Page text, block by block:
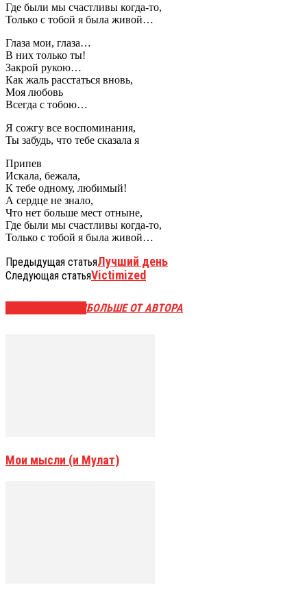
Где были мы счастливы когда-то,
Только с тобой я была живой…
Глаза мои, глаза…
В них только ты!
Закрой рукою…
Как жаль расстаться вновь,
Моя любовь
Всегда с тобою…
Я сожгу все воспоминания,
Ты забудь, что тебе сказала я
Припев
Искала, бежала,
К тебе одному, любимый!
А сердце не знало,
Что нет больше мест отныне,
Где были мы счастливы когда-то,
Только с тобой я была живой…
Предыдущая статьяЛучший день
Следующая статьяVictimized
БОЛЬШЕ ОТ АВТОРА
Мои мысли (и Мулат)